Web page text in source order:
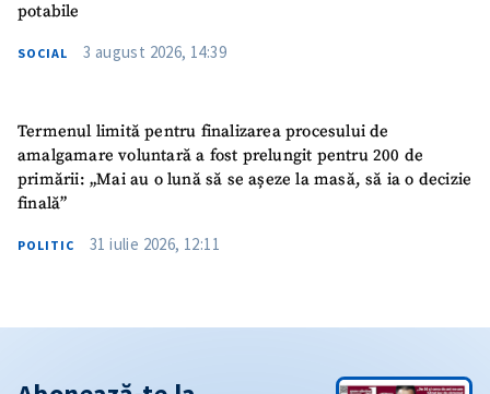
potabile
SOCIAL 3 august 2026, 14:39
Termenul limită pentru finalizarea procesului de
amalgamare voluntară a fost prelungit pentru 200 de
primării: „Mai au o lună să se așeze la masă, să ia o decizie
finală”
POLITIC 31 iulie 2026, 12:11